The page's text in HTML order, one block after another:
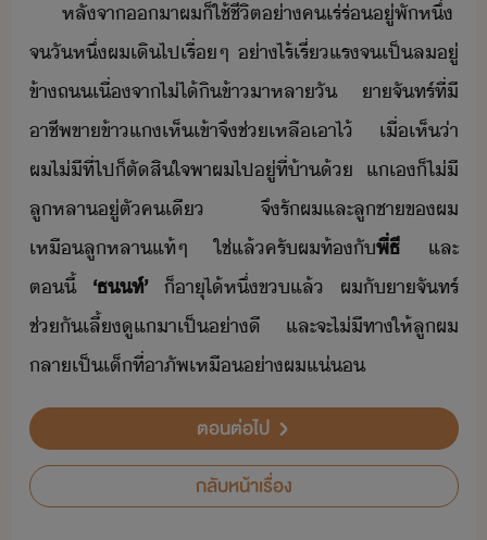
หลัจา​า​ผ​็​ใช้ชีิต​่า​ค​เร่ร่​ู่​พั​หึ่​ ​
จ​ัหึ่​ผ​เิ​ไป​เรื่ๆ​ ​่าไร​้​เรี่แร​จ​เป็ล​ู่​
ข้า​ถ​เื่จา​ไ่ไ้​ิข้า​า​หลา​ั​ ​า​จัทร์ที​่​ี​
าชีพ​ขา​ข้าแ​เห็​เข้า​จึ​ช่เหลื​เาไ้​ ​เื่​เห็​่า​
ผ​ไ่ี​ที่​ไป​็​ตัสิใจ​พา​ผ​ไป​ู่​ที่​้า​้​ ​แ​เ​็​ไ่ี​
ลูหลา​ู่ตั​คเี​ ​จึ​รั​ผ​และ​ลูชา​ข​ผ​
เหื​ลูหลา​แท้ๆ​ ​ใช่​แล้​ครัผ​ท้​ั​​พี่​ธี​ ​ ​และ​
ตี้​ ​ ​‘​ธท์​’​​ ​็​าุ​ไ้​หึ่​ข​แล้​ ​ผ​ั​า​จัทร์​
ช่ั​เลี้ู​แา​เป็​่าี​ ​และ​จะ​ไ่ีทา​ให้​ลู​ผ​
ลาเป็​เ็​ที่​าภัพ​เหื​่า​ผ​แ่
ตอนต่อไป
กลับหน้าเรื่อง